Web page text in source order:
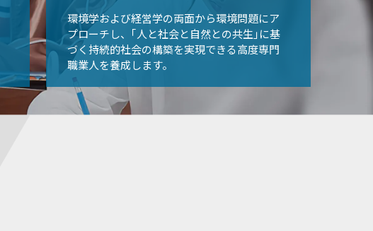
環境学および経営学の両面から環境問題にア
プローチし、｢人と社会と自然との共生｣に基
づく持続的社会の構築を実現できる高度専門
職業人を養成します。